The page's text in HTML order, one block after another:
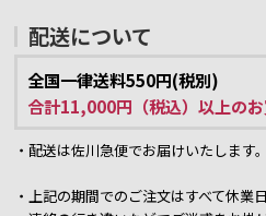
配送について
全国一律送料550円(税別)
合計11,000円（税込）以上のお
・配送は佐川急便でお届けいたします。
・上記の期間でのご注文はすべて休業